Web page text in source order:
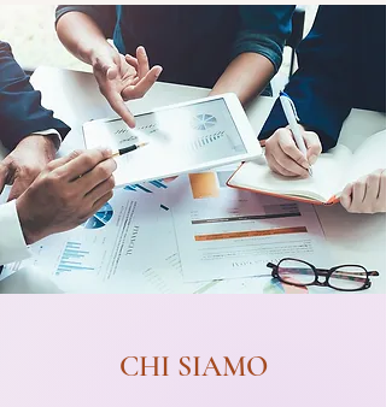
CHI SIAMO